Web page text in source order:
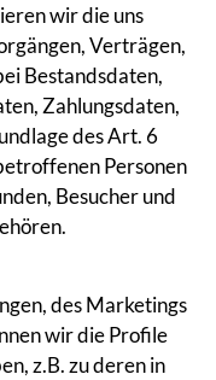
wir die uns
Verträgen,
Bestandsdaten,
Zahlungsdaten,
des Art. 6
Personen
Besucher und
des Marketings
wir die Profile
z.B. zu deren in